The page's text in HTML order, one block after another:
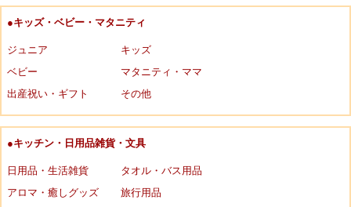
●キッズ・ベビー・マタニティ
ジュニア
キッズ
ベビー
マタニティ・ママ
出産祝い・ギフト
その他
●キッチン・日用品雑貨・文具
日用品・生活雑貨
タオル・バス用品
アロマ・癒しグッズ
旅行用品